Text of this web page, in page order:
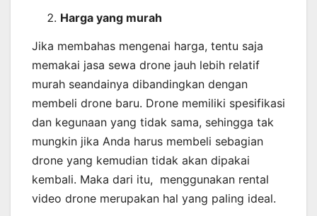
Harga yang murah
Jika membahas mengenai harga, tentu saja
memakai jasa sewa drone jauh lebih relatif
murah seandainya dibandingkan dengan
membeli drone baru. Drone memiliki spesifikasi
dan kegunaan yang tidak sama, sehingga tak
mungkin jika Anda harus membeli sebagian
drone yang kemudian tidak akan dipakai
kembali. Maka dari itu, menggunakan rental
video drone merupakan hal yang paling ideal.